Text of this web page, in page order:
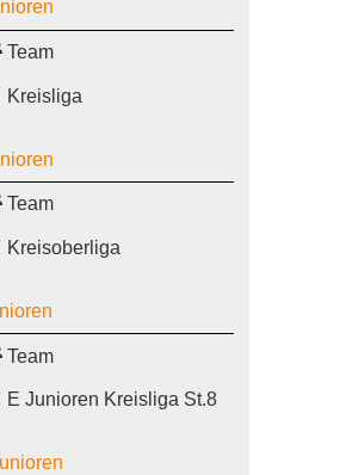
Team
Kreisliga
Team
Kreisoberliga
Team
E Junioren Kreisliga St.8